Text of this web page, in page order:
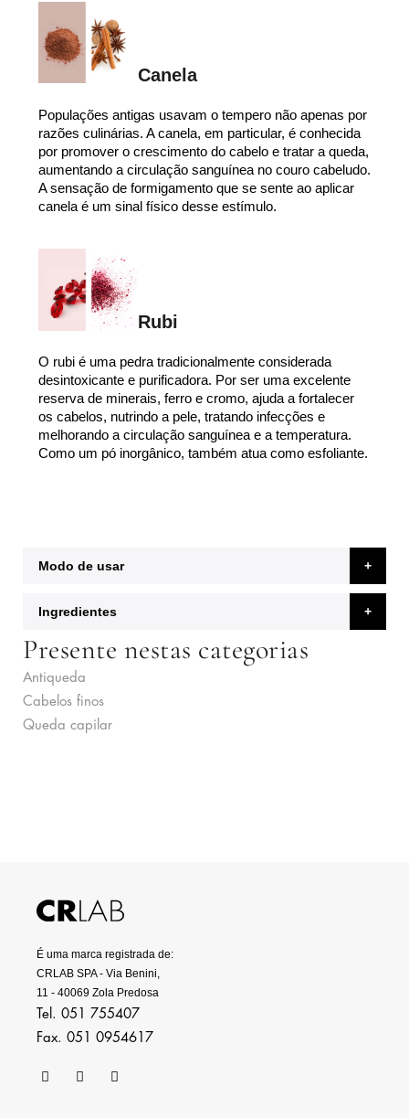
Canela
Populações antigas usavam o tempero não apenas por
razões culinárias. A canela, em particular, é conhecida
por promover o crescimento do cabelo e tratar a queda,
aumentando a circulação sanguínea no couro cabeludo.
A sensação de formigamento que se sente ao aplicar
canela é um sinal físico desse estímulo.
Rubi
O rubi é uma pedra tradicionalmente considerada
desintoxicante e purificadora. Por ser uma excelente
reserva de minerais, ferro e cromo, ajuda a fortalecer
os cabelos, nutrindo a pele, tratando infecções e
melhorando a circulação sanguínea e a temperatura.
Como um pó inorgânico, também atua como esfoliante.
Modo de usar
Ingredientes
Presente nestas categorias
Antiqueda
Cabelos finos
Queda capilar
É uma marca registrada de:
CRLAB SPA - Via Benini,
11 - 40069 Zola Predosa
Tel. 051 755407
Fax. 051 0954617